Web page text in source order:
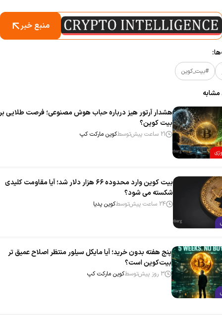
منبع خبر
#بیت_کوین
هشدار آرتور هیز درباره حباب هوش مصنوعی؛ فرصت طلایی
بیت‌ کوین؟
21 ساعت پیش توسطکوین مارکت کپ
بیت‌ کوین وارد محدوده ۶۶ هزار دلار شد؛ آیا مقاومت کلیدی
شکسته می‌ شود؟
24 ساعت پیش توسطکوین پدیا
پنج هفته بدون خرید؛ آیا مایکل سیلور منتظر اصلاح عمیق‌ تر
بیت‌کوین است؟
3 روز پیش توسطکوین مارکت کپ